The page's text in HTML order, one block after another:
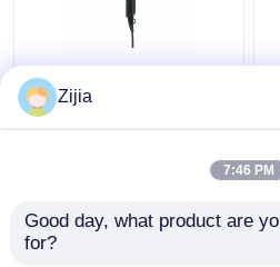
Le sèche-cheveux à
grande vitesse de
moteur de C.C a
Zijia
7:46 PM
Good day, what product are
for?